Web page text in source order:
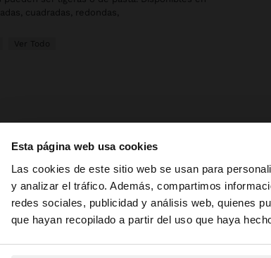
Esta página web usa cookies
Las cookies de este sitio web se usan para
y analizar el tráfico. Además, compartimos
redes sociales, publicidad y análisis web, quienes
que hayan recopilado a partir del uso que haya
hola
Estás accediendo a la web de España.
cuadradas, redondas,
Ver Todo